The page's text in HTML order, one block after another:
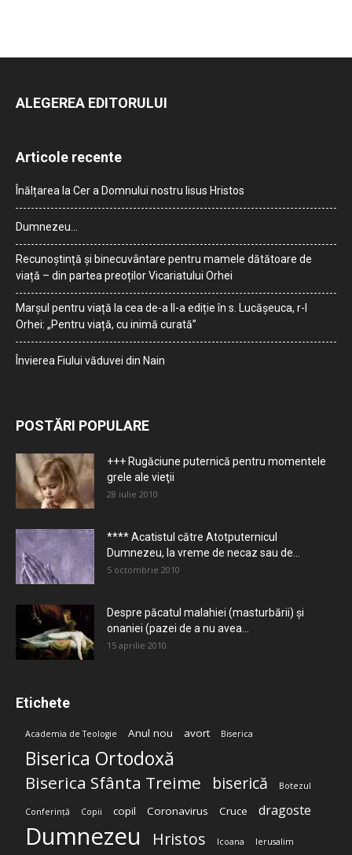
ALEGEREA EDITORULUI
Articole recente
Înălțarea la Cer a Domnului nostru Iisus Hristos
Dumnezeu…
Recunoștință și binecuvântare pentru mamele dătătoare de
viață – din partea preoților Vicariatului Orhei
Marșul pentru viață la cea de-a II-a ediție în s. Lucășeuca, r-l
Orhei: „Pentru viață, cu inimă curată”
Învierea Fiului văduvei din Nain
POSTĂRI POPULARE
+++ Rugăciune puternică pentru momentele
grele ale vieţii
28 iulie 2010
**** Acatistul către Atotputernicul
Dumnezeu, la vreme de necaz sau de...
5 octombrie 2010
Despre păcatul malahiei (masturbării) şi
onaniei (pazei de a nu avea...
15 aprilie 2010
Etichete
Academia de Teologie Anul nou avort Biserica
Biserica Ortodoxă
Biserica Sfânta Treime biserică Botezul
Conferință Copii copil Coronavirus Cruce dragoste
Dumnezeu Hristos Icoana Ierusalim